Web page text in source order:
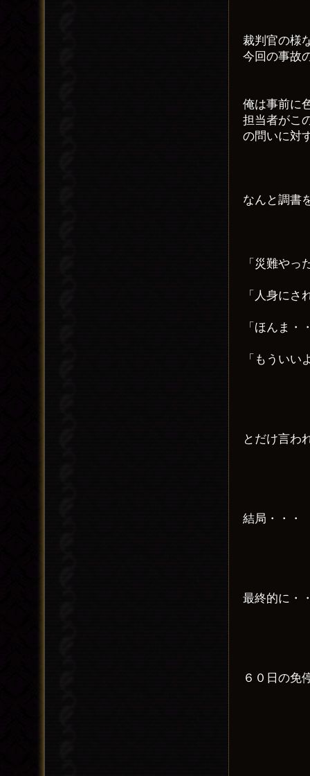
裁判官の様
今回の事故
俺は事前に
担当者がこ
の問いに対
なんと調書
「災難やっ
「人身にさ
「ほんま
「もうい
とだけ言わ
結局・・・
最終的に・
６０日の免